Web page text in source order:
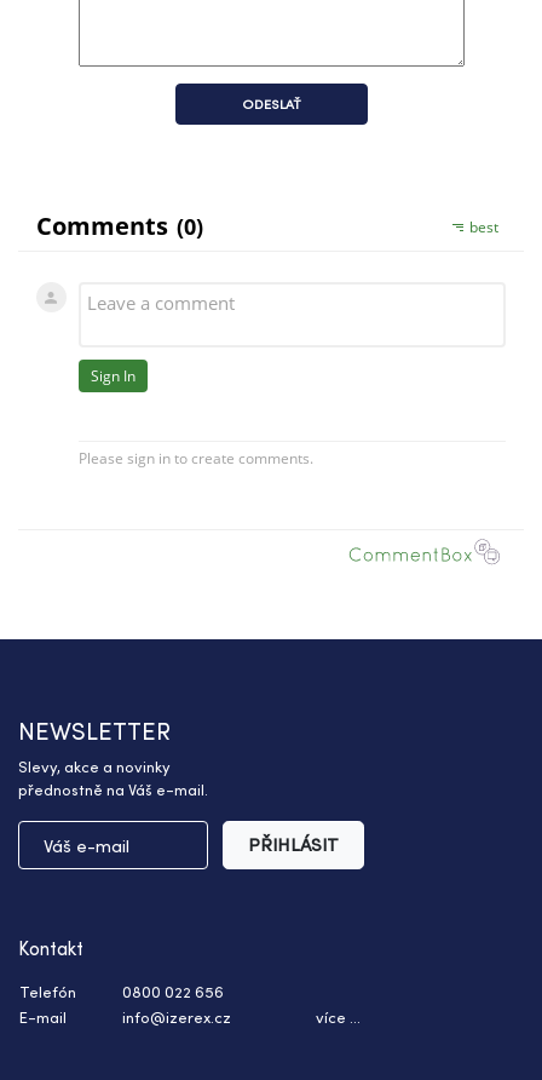
ODESLAŤ
NEWSLETTER
Slevy, akce a novinky
přednostně na Váš e-mail.
PŘIHLÁSIT
Kontakt
Telefón
0800 022 656
E-mail
info@izerex.cz více ...